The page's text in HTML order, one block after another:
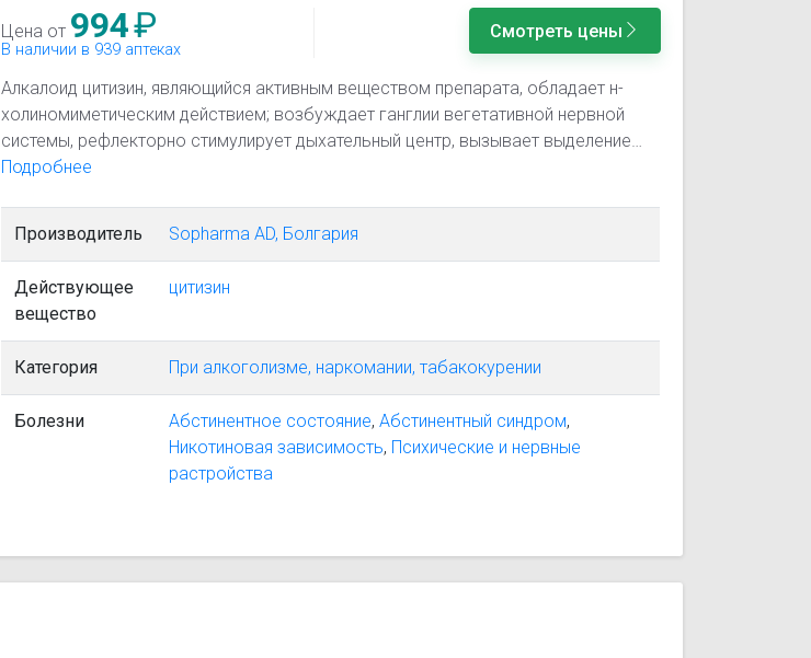
Цена от 994₽
В наличии в 939 аптеках
Смотреть цены
Алкалоид цитизин, являющийся активным веществом препарата, обладает н-
холиномиметическим действием; возбуждает ганглии вегетативной нервной
системы, рефлекторно стимулирует дыхательный центр, вызывает выделение
адреналина из мозгового вещества надпочечников, повышает АД. При близком
конкурентно подавляет взаимодействие никотина с соответствующими
никотиновой зависимости.
Подробнее
Производитель Sopharma AD, Болгария
Действующее
вещество
цитизин
Категория При алкоголизме, наркомании, табакокурении
Болезни Абстинентное состояние,Абстинентный синдром,
Никотиновая зависимость, Психические и нервные
растройства